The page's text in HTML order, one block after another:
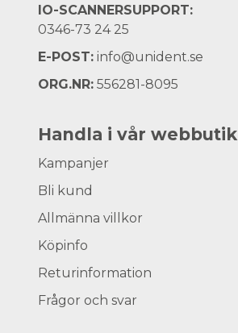
IO-SCANNERSUPPORT:
0346-73 24 25
E-POST: info@unident.se
ORG.NR: 556281-8095
Handla i vår webbutik
Kampanjer
Bli kund
Allmänna villkor
Köpinfo
Returinformation
Frågor och svar